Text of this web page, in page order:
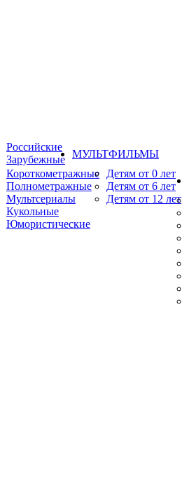
Российские
Зарубежные МУЛЬТФИЛЬМЫ
Короткометражные
Полнометражные
Мультсериалы
Кукольные
Юмористические
Детям от 0 лет
Детям от 6 лет
Детям от 12 лет